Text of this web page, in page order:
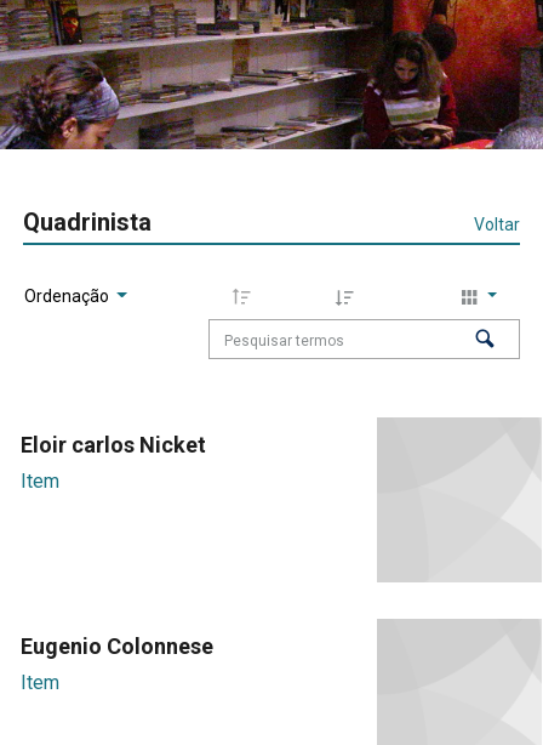
Quadrinista Voltar
Ordenação
Eloir carlos Nicket
Item
Eugenio Colonnese
Item